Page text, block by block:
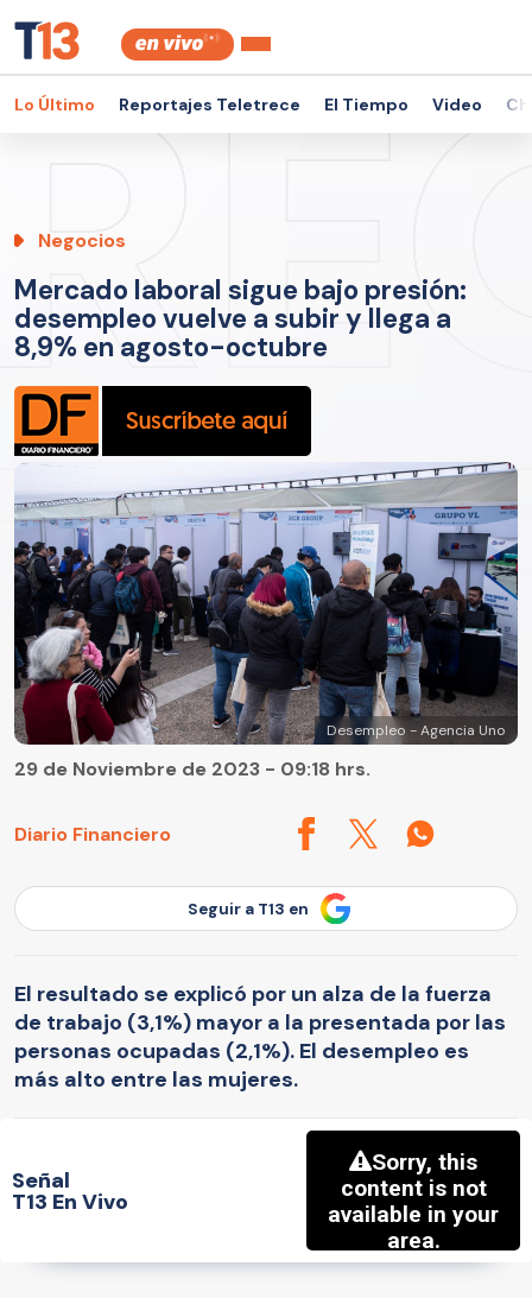
Lo Último Reportajes Teletrece El Tiempo Video
Negocios
Mercado laboral sigue bajo presión:
desempleo vuelve a subir y llega a
8,9% en agosto-octubre
Desempleo - Agencia Uno
Diario Financiero
29 de Noviembre de 2023 - 09:18 hrs.
Seguir a T13 en
El resultado se explicó por un alza de la fuerza
de trabajo (3,1%) mayor a la presentada por las
personas ocupadas (2,1%). El desempleo es
más alto entre las mujeres.
Señal
T13 En Vivo